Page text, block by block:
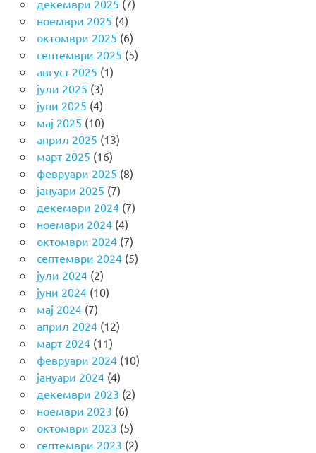
декември 2025 (7)
ноември 2025 (4)
октомври 2025 (6)
септември 2025 (5)
август 2025 (1)
јули 2025 (3)
јуни 2025 (4)
мај 2025 (10)
април 2025 (13)
март 2025 (16)
февруари 2025 (8)
јануари 2025 (7)
декември 2024(7)
ноември 2024(4)
октомври 2024(7)
септември 2024(5)
јули 2024(2)
јуни 2024(10)
мај 2024(7)
април 2024(12)
март 2024(11)
февруари 2024(10)
јануари 2024(4)
декември 2023 (2)
ноември 2023 (6)
октомври 2023 (5)
септември 2023 (2)